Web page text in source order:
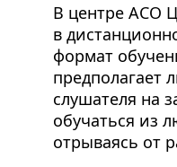
В центре АСО
в
формат
предполагает
слушателя на
обучаться из
отрываясь от